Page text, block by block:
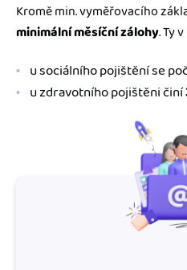
Kromě min. vyměřovacího
minimální měsíčnízálohy. Ty
u sociálního pojištění se
u zdravotního pojištěni činí